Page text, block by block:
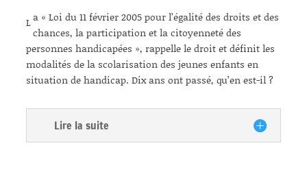
La « Loi du 11 février 2005 pour l’égalité des droits et des
chances, la participation et la citoyenneté des
personnes handicapées », rappelle le droit et définit les
modalités de la scolarisation des jeunes enfants en
situation de handicap. Dix ans ont passé, qu’en est-il ?
Lire la suite